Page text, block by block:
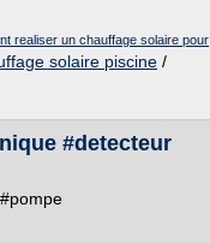
realiser un chauffage solaire pour
solaire piscine /
#detecteur